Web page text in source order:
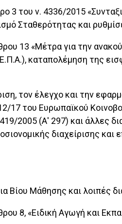
3 του ν. 4336/2015
Σταθερότητας και
13 «Μέτρα για την
καταπολέμηση της
τον έλεγχο και την
του Ευρωπαϊκού
2005 (Α' 297) και άλλες
διαχείρισης
Βίου Μάθησης και λοιπές
8, «Ειδική Αγωγή και